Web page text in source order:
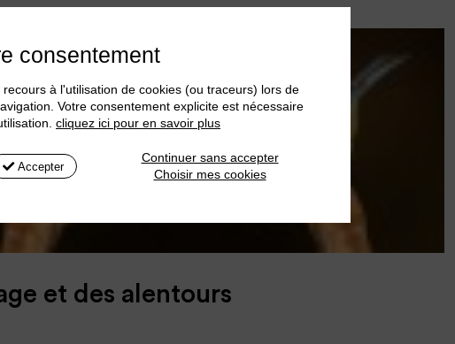
et des alentours
consentement
recours à l'utilisation de cookies (ou traceurs) lors de
Votre consentement explicite est nécessaire
cliquez ici pour en savoir plus
Accepter
Choisir mes cookies
Continuer sans accepter